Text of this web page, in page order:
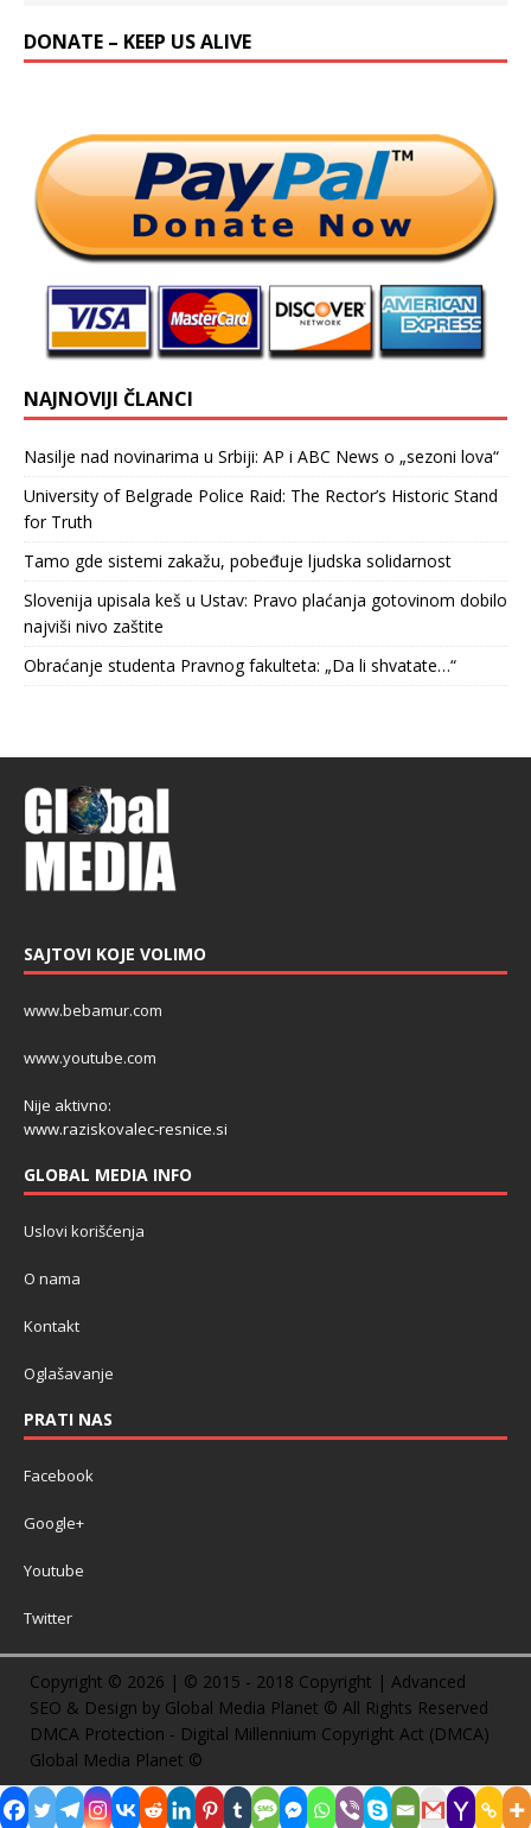
DONATE – KEEP US ALIVE
NAJNOVIJI ČLANCI
Nasilje nad novinarima u Srbiji: AP i ABC News o „sezoni lova“
University of Belgrade Police Raid: The Rector’s Historic Stand
for Truth
Tamo gde sistemi zakažu, pobeđuje ljudska solidarnost
Slovenija upisala keš u Ustav: Pravo plaćanja gotovinom dobilo
najviši nivo zaštite
Obraćanje studenta Pravnog fakulteta: „Da li shvatate…“
SAJTOVI KOJE VOLIMO
www.bebamur.com
www.youtube.com
Nije aktivno:
www.raziskovalec-resnice.si
GLOBAL MEDIA INFO
Uslovi korišćenja
O nama
Kontakt
Oglašavanje
PRATI NAS
Facebook
Google+
Youtube
Twitter
Copyright © 2026 | © 2015 - 2018 Copyright | Advanced
SEO & Design by Global Media Planet © All Rights Reserved
DMCA Protection - Digital Millennium Copyright Act (DMCA)
Global Media Planet ©